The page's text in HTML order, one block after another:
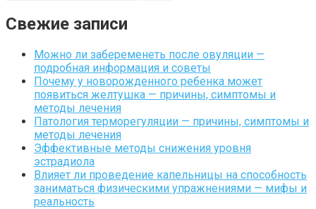
Свежие записи
Можно ли забеременеть после овуляции —
подробная информация и советы
Почему у новорожденного ребенка может
появиться желтушка — причины, симптомы и
методы лечения
Патология терморегуляции — причины, симптомы и
методы лечения
Эффективные методы снижения уровня
эстрадиола
Влияет ли проведение капельницы на способность
заниматься физическими упражнениями — мифы и
реальность